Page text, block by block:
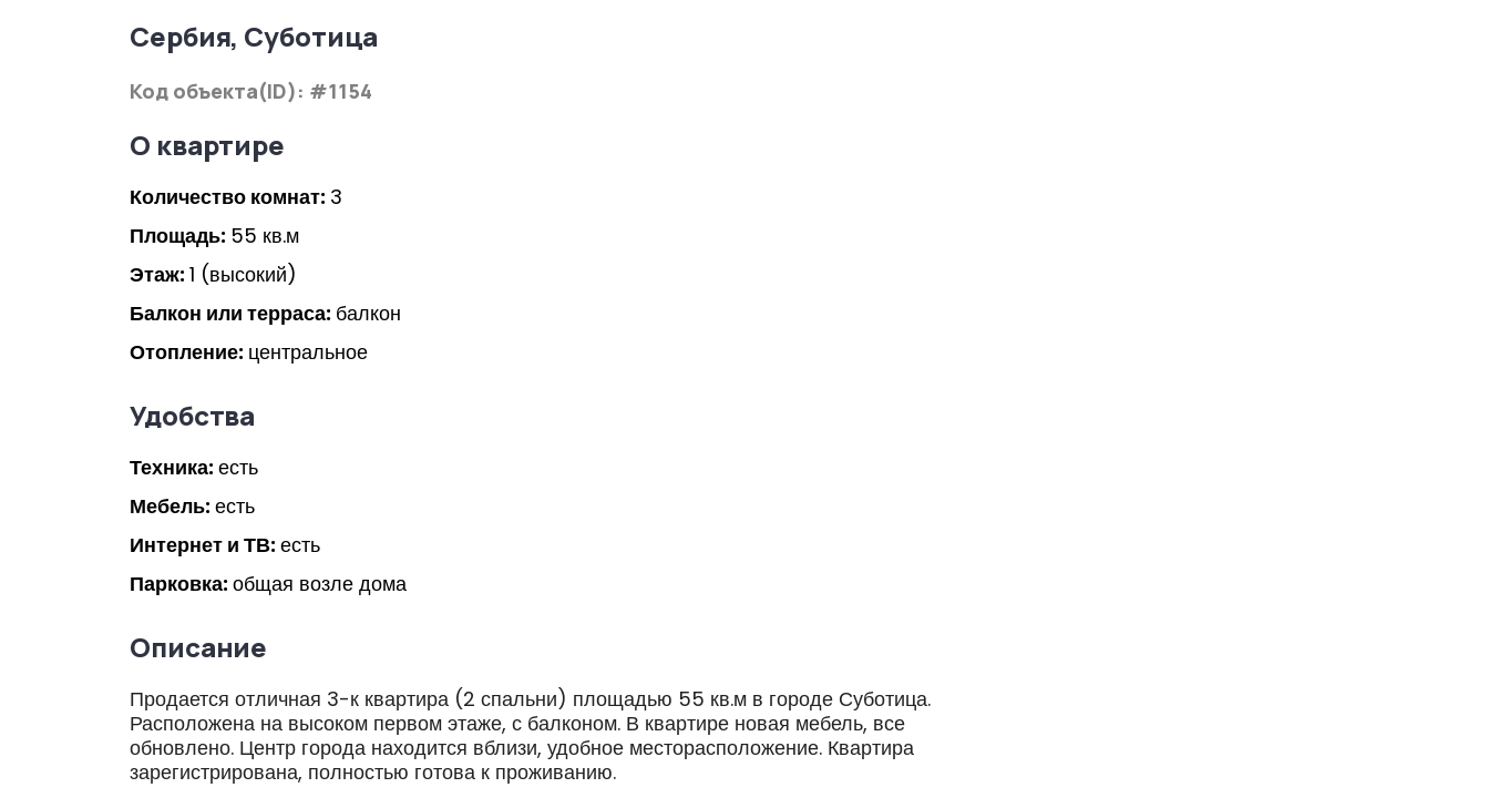
Сербия, Суботица
Код объекта(ID): #1154
О квартире
Количество комнат: 3
Площадь: 55 кв.м
Этаж: 1 (высокий)
Балкон или терраса: балкон
Отопление: центральное
Удобства
Техника: есть
Мебель: есть
Интернет и ТВ: есть
Парковка: общая возле дома
Описание
Продается отличная 3-к квартира (2 спальни) площадью 55 кв.м в городе Суботица.
Расположена на высоком первом этаже, с балконом. В квартире новая мебель, все
обновлено. Центр города находится вблизи, удобное месторасположение. Квартира
зарегистрирована, полностью готова к проживанию.